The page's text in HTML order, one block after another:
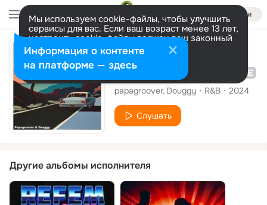
Войти
Мы используем cookie-файлы, чтобы улучшить
сервисы для вас. Если ваш возраст менее 13 лет,
настроить cookie-файлы должен ваш законный
представитель. Больше информации
Разрешить все Настроить
Альбом
papagroover Douggy R&B 2024
Слушать
Другие альбомы исполнителя
Информация о контенте
на платформе — здесь